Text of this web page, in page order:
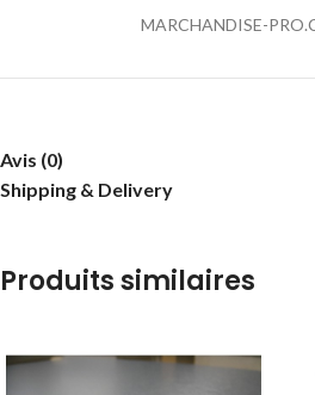
MARCHANDISE-
Avis (0)
Shipping & Delivery
Produits similaires